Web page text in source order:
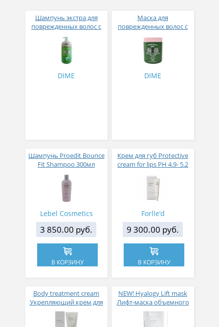
Шампунь экстра для
поврежденных волос с
аминокислотами
морских водорослей
1000 мл
DIME
Маска для
поврежденных волос с
аминокислотами
морских водорослей 800
гр
DIME
Шампунь Proedit Bounce
Fit Shampoo 300мл
Lebel Cosmetics
3 850.00 руб.
В КОРЗИНУ
Крем для губ Protective
cream for lips РН 4.9- 5.2
Forlle’d
9 300.00 руб.
В КОРЗИНУ
Body treatment cream
Укрепляющий крем для
тела с увлажняющим и
лифтинг эффектом 200 г
NEW! Hyalogy Lift mask
Лифт-маска объемного
3D-моделирования 5шт
по 33 мл